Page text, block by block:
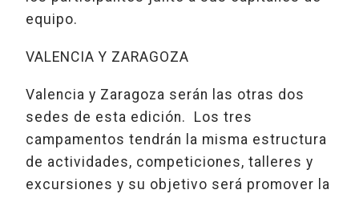
equipo.
VALENCIA Y ZARAGOZA
Valencia y Zaragoza serán las otras dos
sedes de esta edición. Los tres
campamentos tendrán la misma estructura
de actividades, competiciones, talleres y
excursiones y su objetivo será promover la